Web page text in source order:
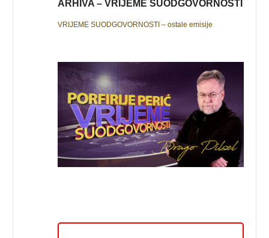
ARHIVA – VRIJEME SUODGOVORNOSTI
VRIJEME SUODGOVORNOSTI – ostale emisije